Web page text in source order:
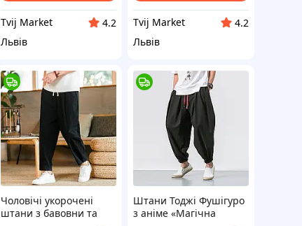
Tvij Market
4.2
Львів
Tvij Market
4.2
Львів
Чоловічі укорочені
штани з бавовни та
Штани Тоджі Фушігуро
з аніме «Магічна